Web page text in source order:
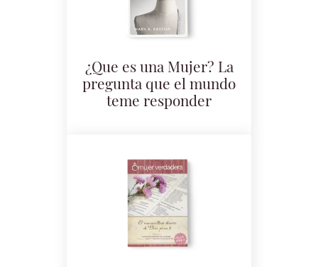
¿Que es una Mujer? La
pregunta que el mundo
teme responder